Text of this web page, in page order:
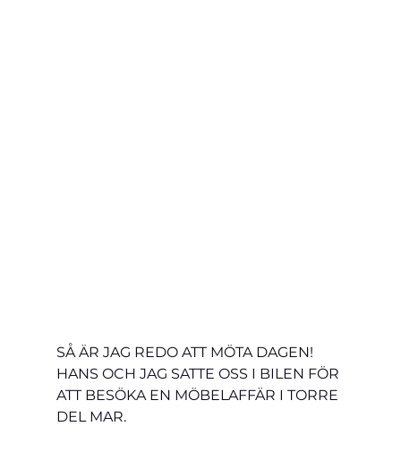
SÅ ÄR JAG REDO ATT MÖTA DAGEN!
HANS OCH JAG SATTE OSS I BILEN FÖR
ATT BESÖKA EN MÖBELAFFÄR I TORRE
DEL MAR.